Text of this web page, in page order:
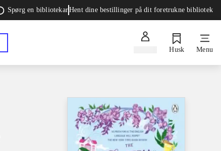
Spørg en bibliotekarHent dine bestillinger på dit foretrukne bibliotek
Husk Menu